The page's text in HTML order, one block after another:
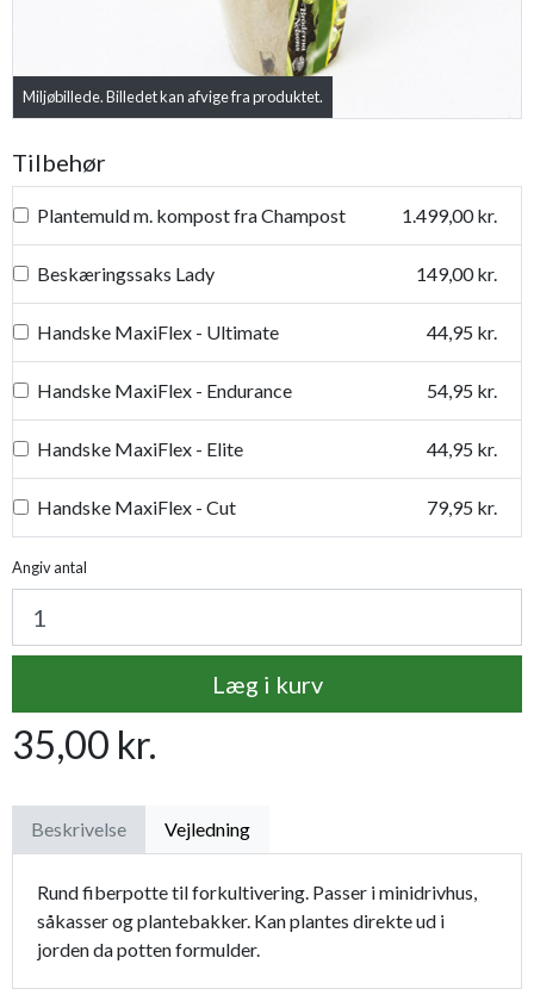
Miljøbillede. Billedet kan afvige fra produktet.
Tilbehør
Plantemuld m. kompost fra Champost 1.499,00 kr.
Beskæringssaks Lady 149,00 kr.
Handske MaxiFlex - Ultimate 44,95 kr.
Handske MaxiFlex - Endurance 54,95 kr.
Handske MaxiFlex - Elite 44,95 kr.
Handske MaxiFlex - Cut 79,95 kr.
Handske MaxiDry
Plantetorvets grønne vandingspose 75 liter
Premium læder handske Flutter
Angiv antal
Læg i kurv
35,00 kr.
Beskrivelse Vejledning
Rund fiberpotte til forkultivering. Passer i minidrivhus,
såkasser og plantebakker. Kan plantes direkte ud i
jorden da potten formulder.